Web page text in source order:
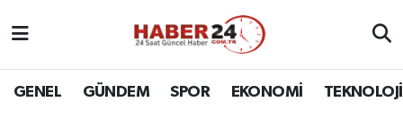
GENEL GÜNDEM SPOR EKONOMİ TEKNOLOJİ
Nöbetçi Eczaneler